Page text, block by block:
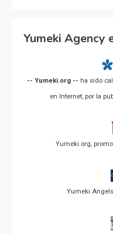
Yumeki Agency
-- Yumeki.org -- ha sido
en Internet, por la
Yumeki.org,
Yumeki